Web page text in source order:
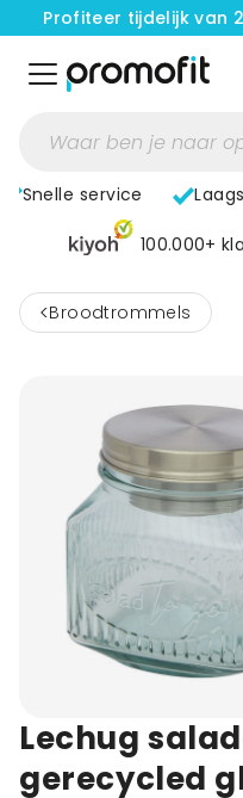
Profiteer tijdelijk van
Snelle service
100.000+
< Broodtrommels
Lechug
gerecycled